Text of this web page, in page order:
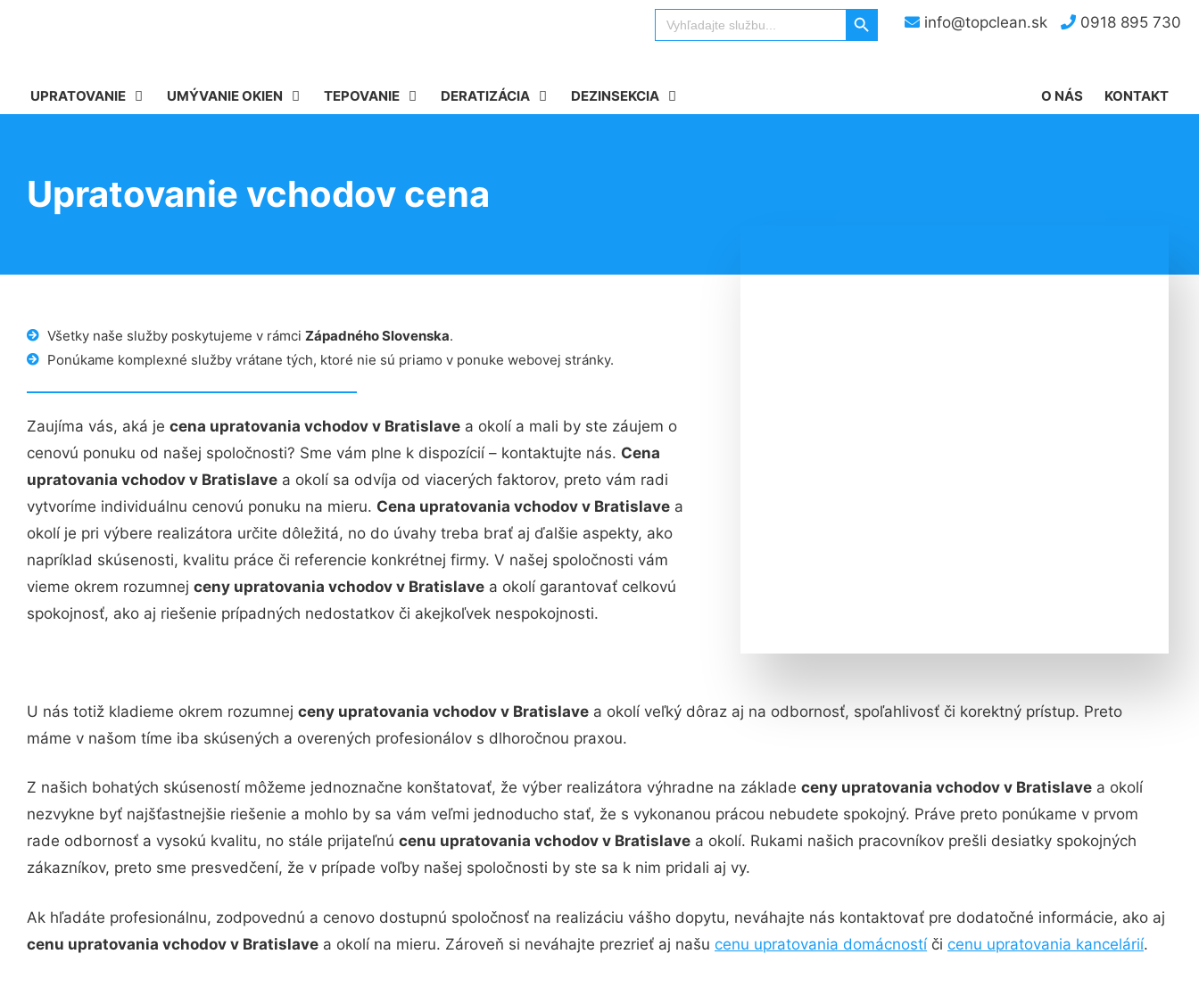
info@topclean.sk 0918 895 730
Search
for:
Search Button
UPRATOVANIE UMÝVANIE OKIEN TEPOVANIE DERATIZÁCIA DEZINSEKCIA KONTAKT
O NÁS
Upratovanie vchodov cena
Všetky naše služby poskytujeme v rámci Západného Slovenska.
Ponúkame komplexné služby vrátane tých, ktoré nie sú priamo v ponuke webovej stránky.
Zaujíma vás, aká je cena upratovania vchodov v Bratislave a okolí a mali by ste záujem o
cenovú ponuku od našej spoločnosti? Sme vám plne k dispozícií – kontaktujte nás. Cena
upratovania vchodov v Bratislave a okolí sa odvíja od viacerých faktorov, preto vám radi
vytvoríme individuálnu cenovú ponuku na mieru. Cena upratovania vchodov v Bratislave a
okolí je pri výbere realizátora určite dôležitá, no do úvahy treba brať aj ďalšie aspekty, ako
napríklad skúsenosti, kvalitu práce či referencie konkrétnej firmy. V našej spoločnosti vám
vieme okrem rozumnej ceny upratovania vchodov v Bratislave a okolí garantovať celkovú
spokojnosť, ako aj riešenie prípadných nedostatkov či akejkoľvek nespokojnosti.
U nás totiž kladieme okrem rozumnej ceny upratovania vchodov v Bratislave a okolí veľký dôraz aj na odbornosť, spoľahlivosť či korektný prístup. Preto
máme v našom tíme iba skúsených a overených profesionálov s dlhoročnou praxou.
Z našich bohatých skúseností môžeme jednoznačne konštatovať, že výber realizátora výhradne na základe ceny upratovania vchodov v Bratislave a okolí
nezvykne byť najšťastnejšie riešenie a mohlo by sa vám veľmi jednoducho stať, že s vykonanou prácou nebudete spokojný. Práve preto ponúkame v prvom
rade odbornosť a vysokú kvalitu, no stále prijateľnú cenu upratovania vchodov v Bratislave a okolí. Rukami našich pracovníkov prešli desiatky spokojných
zákazníkov, preto sme presvedčení, že v prípade voľby našej spoločnosti by ste sa k nim pridali aj vy.
Ak hľadáte profesionálnu, zodpovednú a cenovo dostupnú spoločnosť na realizáciu vášho dopytu, neváhajte nás kontaktovať pre dodatočné informácie, ako aj
cenu upratovania vchodov v Bratislave a okolí na mieru. Zároveň si neváhajte prezrieť aj našu cenu upratovania domácností či cenu upratovania kancelárií.